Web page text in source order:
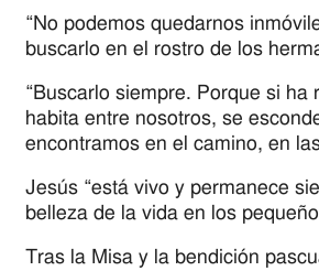
“No podemos quedarnos
buscarlo en el rostro de los
“Buscarlo siempre. Porque si
habita entre nosotros, se
encontramos en el camino, en
Jesús “está vivo y permanece
belleza de la vida en los
Tras la Misa y la bendición